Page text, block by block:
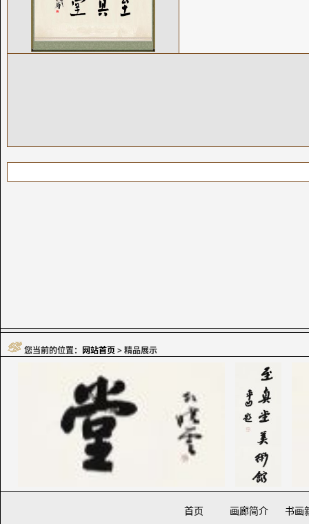
您当前的位置： 网站首页> 精品展示
首页 画廊简介
书画